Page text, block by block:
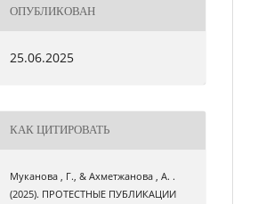
ОПУБЛИКОВАН
25.06.2025
КАК ЦИТИРОВАТЬ
Муканова , Г., & Ахметжанова , А. .
(2025). ПРОТЕСТНЫЕ ПУБЛИКАЦИИ